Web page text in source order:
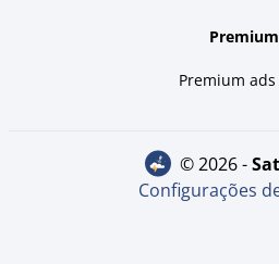
Premium
Premium
© 2026 -
Configurações